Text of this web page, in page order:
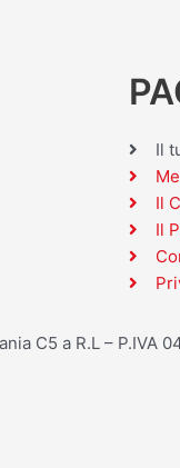
Il
Il
Il
C5 a R.L – P.IVA